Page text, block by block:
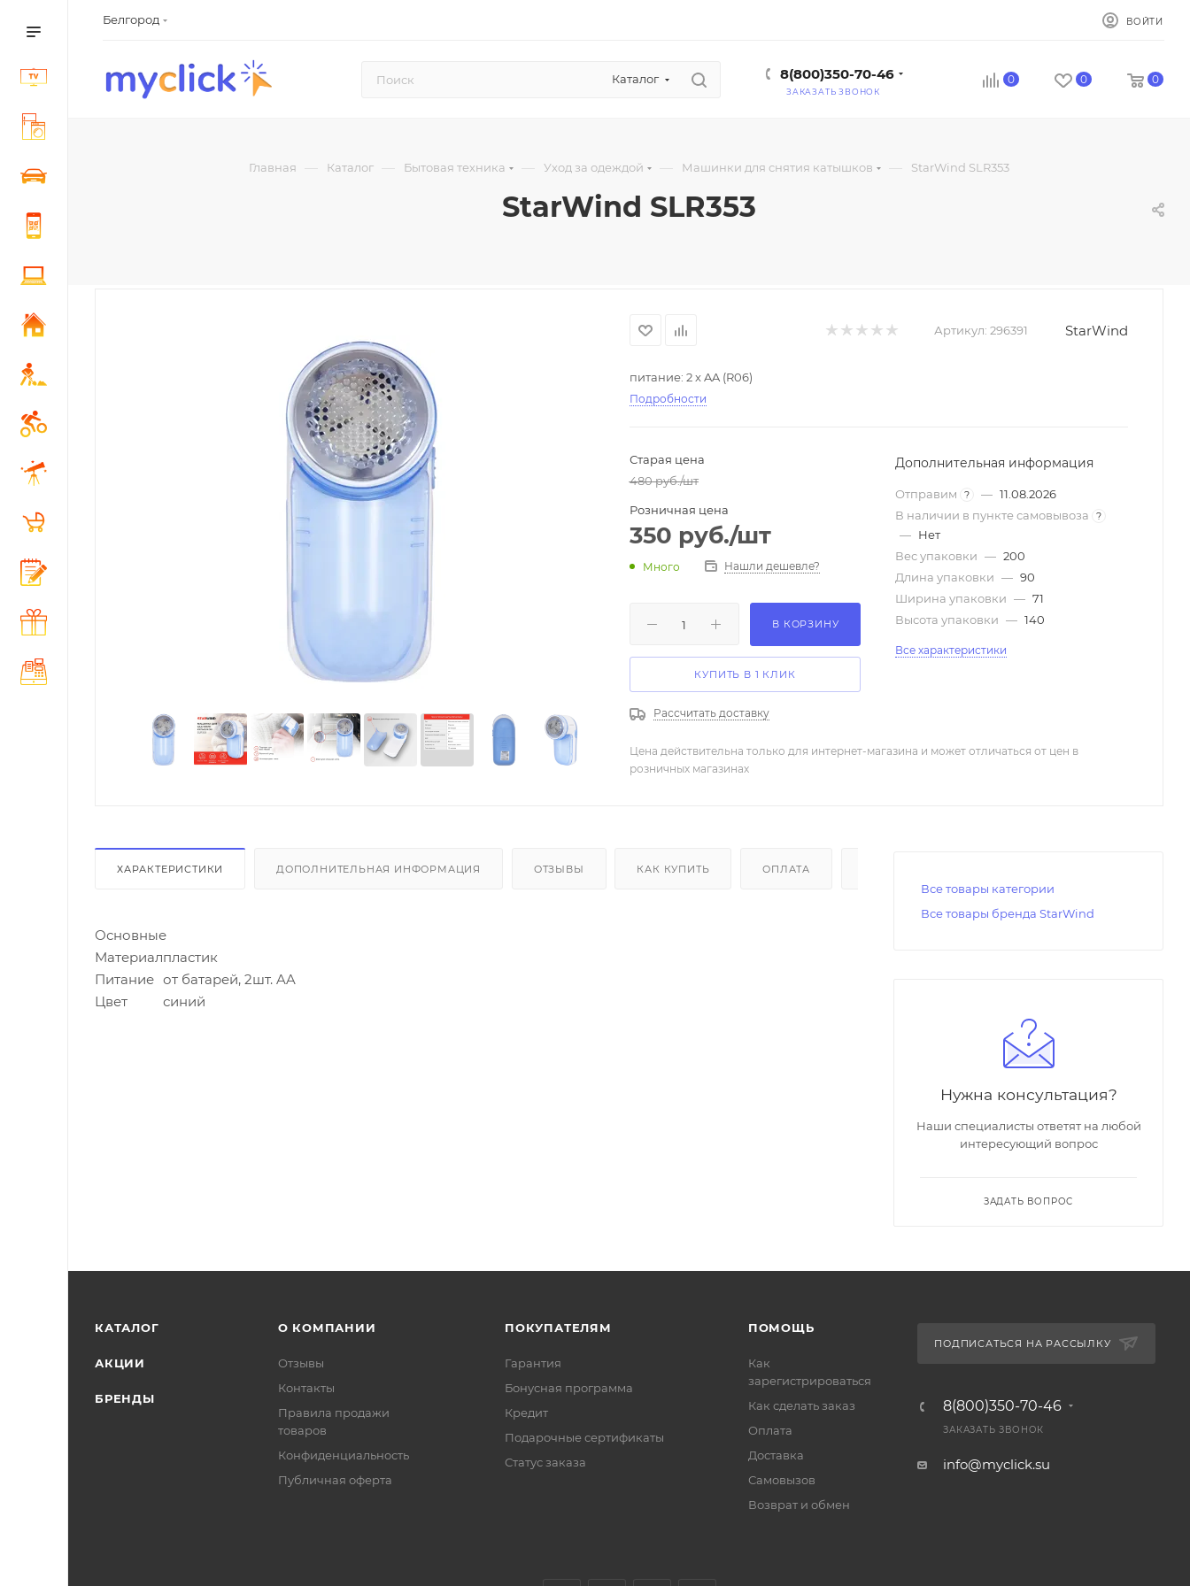
Белгород ВОЙТИ
Каталог 8(800)350-70-46
ЗАКАЗАТЬ ЗВОНОК
0 0 0
Главная — Каталог — Бытовая техника — Уход за одеждой — Машинки для снятия катышков — StarWind SLR353
StarWind SLR353
Артикул: 296391 StarWind
питание: 2 x AA (R06)
Подробности
Старая цена
480руб./шт
Розничная цена
350 руб./шт
Много Нашли дешевле?
В КОРЗИНУ
КУПИТЬ В 1 КЛИК
Рассчитать доставку
Дополнительная информация
Отправим ? — 11.08.2026
В наличии в пункте самовывоза
?
— Нет
Вес упаковки — 200
Длина упаковки — 90
Ширина упаковки — 71
Высота упаковки — 140
Все характеристики
Цена действительна только для интернет-магазина и может отличаться от цен в
розничных магазинах
ХАРАКТЕРИСТИКИ ДОПОЛНИТЕЛЬНАЯ ИНФОРМАЦИЯ ОТЗЫВЫ КАК КУПИТЬ ОПЛАТА
Основные
Материалпластик
Питание от батарей, 2шт. AA
Цвет
синий
Все товары категории
Все товары бренда StarWind
Нужна консультация?
Наши специалисты ответят на любой
интересующий вопрос
ЗАДАТЬ ВОПРОС
КАТАЛОГ
АКЦИИ
БРЕНДЫ
О КОМПАНИИ
Отзывы
Контакты
Правила продажи
товаров
Конфиденциальность
Публичная оферта
ПОКУПАТЕЛЯМ
Гарантия
Бонусная программа
Кредит
Подарочные сертификаты
Статус заказа
ПОМОЩЬ
Как
зарегистрироваться
Как сделать заказ
Оплата
Доставка
Самовызов
Возврат и обмен
ПОДПИСАТЬСЯ НА РАССЫЛКУ
8(800)350-70-46
ЗАКАЗАТЬ ЗВОНОК
info@myclick.su